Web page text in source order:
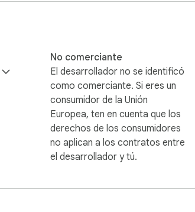
útiles para preparar fotos, videos,
No comerciante
El desarrollador no se identificó
como comerciante. Si eres un
consumidor de la Unión
Europea, ten en cuenta que los
derechos de los consumidores
no aplican a los contratos entre
el desarrollador y tú.